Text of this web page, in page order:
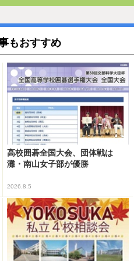
もおすすめ
高校囲碁全国大会、団体戦は
灘・南山女子部が優勝
2026.8.5